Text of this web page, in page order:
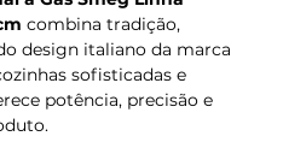
combina tradição,
design italiano da marca
sofisticadas e
potência, precisão e